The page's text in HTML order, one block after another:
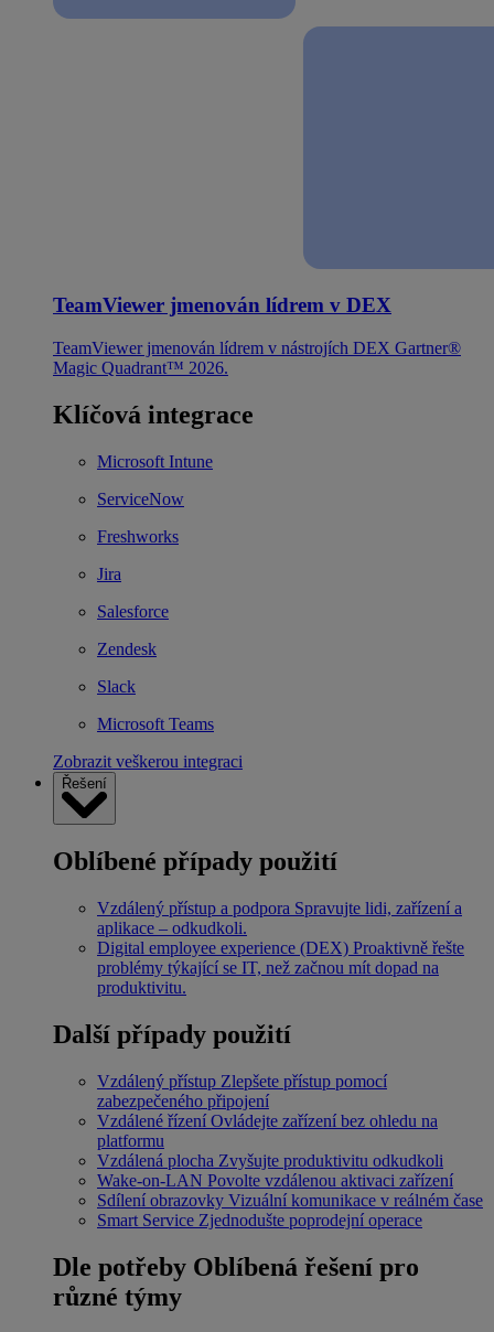
TeamViewer jmenován lídrem v DEX
TeamViewer jmenován lídrem v nástrojích DEX Gartner®
Magic Quadrant™ 2026.
Klíčová integrace
Microsoft Intune
ServiceNow
Freshworks
Jira
Salesforce
Zendesk
Slack
Microsoft Teams
Zobrazit veškerou integraci
Řešení
Oblíbené případy použití
Vzdálený přístup a podpora Spravujte lidi, zařízení a
aplikace – odkudkoli.
Digital employee experience (DEX) Proaktivně řešte
problémy týkající se IT, než začnou mít dopad na
produktivitu.
Další případy použití
Vzdálený přístup Zlepšete přístup pomocí
zabezpečeného připojení
Vzdálené řízení Ovládejte zařízení bez ohledu na
platformu
Vzdálená plocha Zvyšujte produktivitu odkudkoli
Wake-on-LAN Povolte vzdálenou aktivaci zařízení
Sdílení obrazovky Vizuální komunikace v reálném čase
Smart Service Zjednodušte poprodejní operace
Dle potřeby Oblíbená řešení pro
různé týmy